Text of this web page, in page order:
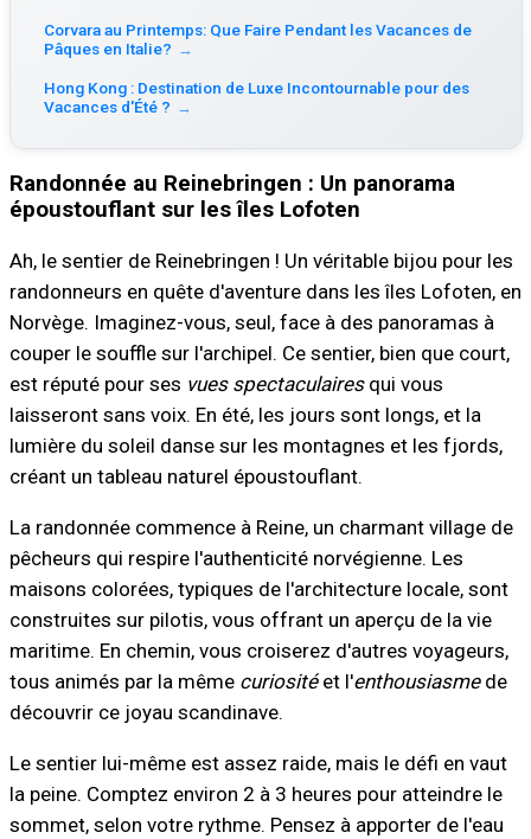
Corvara au Printemps: Que Faire Pendant les Vacances de
Pâques en Italie? →
Hong Kong : Destination de Luxe Incontournable pour des
Vacances d'Été ? →
Randonnée au Reinebringen : Un panorama
époustouflant sur les îles Lofoten
Ah, le sentier de Reinebringen ! Un véritable bijou pour les
randonneurs en quête d'aventure dans les îles Lofoten, en
Norvège. Imaginez-vous, seul, face à des panoramas à
couper le souffle sur l'archipel. Ce sentier, bien que court,
est réputé pour ses vues spectaculairesqui vous
laisseront sans voix. En été, les jours sont longs, et la
lumière du soleil danse sur les montagnes et les fjords,
créant un tableau naturel époustouflant.
La randonnée commence à Reine, un charmant village de
pêcheurs qui respire l'authenticité norvégienne. Les
maisons colorées, typiques de l'architecture locale, sont
construites sur pilotis, vous offrant un aperçu de la vie
maritime. En chemin, vous croiserez d'autres voyageurs,
tous animés par la même curiositéet l'enthousiasmede
découvrir ce joyau scandinave.
Le sentier lui-même est assez raide, mais le défi en vaut
la peine. Comptez environ 2 à 3 heures pour atteindre le
sommet, selon votre rythme. Pensez à apporter de l'eau